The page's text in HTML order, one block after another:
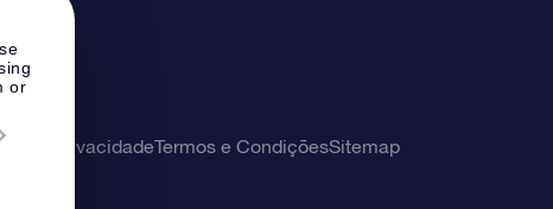
or
de privacidadeTermos e CondiçõesSitemap